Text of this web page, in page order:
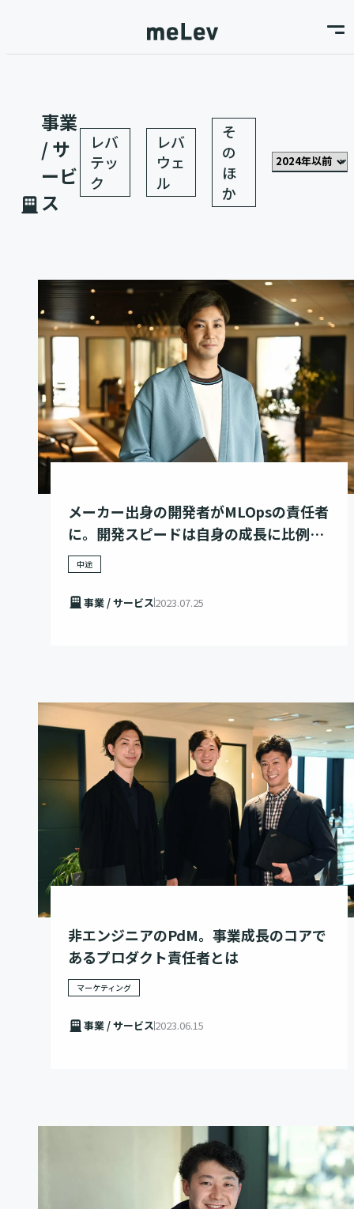
事業
/ サ
ービ
ス
レバ
テッ
ク
レバ
ウェ
ル
そ
の
ほ
か
メーカー出身の開発者がMLOpsの責任者
に。開発スピードは自身の成長に比例す
る。
中途
事業 / サービス2023.07.25
非エンジニアのPdM。事業成長のコアで
あるプロダクト責任者とは
マーケティング
事業 / サービス2023.06.15